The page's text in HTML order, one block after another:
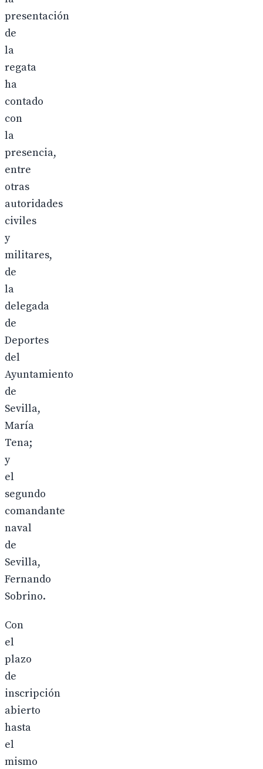
presentación
de
la
regata
ha
contado
con
la
presencia,
entre
otras
autoridades
civiles
y
militares,
de
la
delegada
de
Deportes
del
Ayuntamiento
de
Sevilla,
María
Tena;
y
el
segundo
comandante
naval
de
Sevilla,
Fernando
Sobrino.
Con
el
plazo
de
inscripción
abierto
hasta
el
mismo